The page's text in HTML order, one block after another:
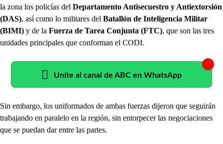
la zona los policías del Departamento Antisecuestro y Antiextorsión
(DAS), así como lo militares del Batallón de Inteligencia Militar
(BIMI) y de la Fuerza de Tarea Conjunta (FTC), que son las tres
unidades principales que conforman el CODI.
Unite al canal de ABC en WhatsApp
Sin embargo, los uniformados de ambas fuerzas dijeron que seguirán
trabajando en paralelo en la región, sin entorpecer las negociaciones
que se puedan dar entre las partes.